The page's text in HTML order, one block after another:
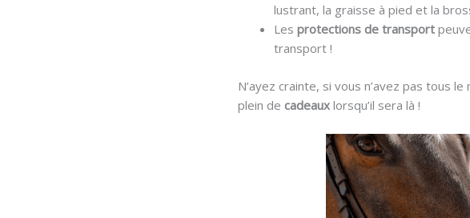
lustrant, la graisse à pied et la
Les protections de transport
transport !
N’ayez crainte, si vous n’avez pas tous
plein de cadeaux lorsqu’il sera là !